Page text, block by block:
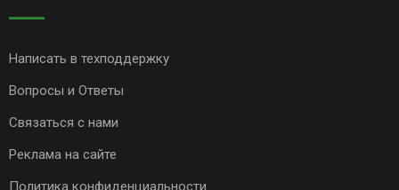
Написать в техподдержку
Вопросы и Ответы
Связаться с нами
Реклама на сайте
Политика конфиденциальности